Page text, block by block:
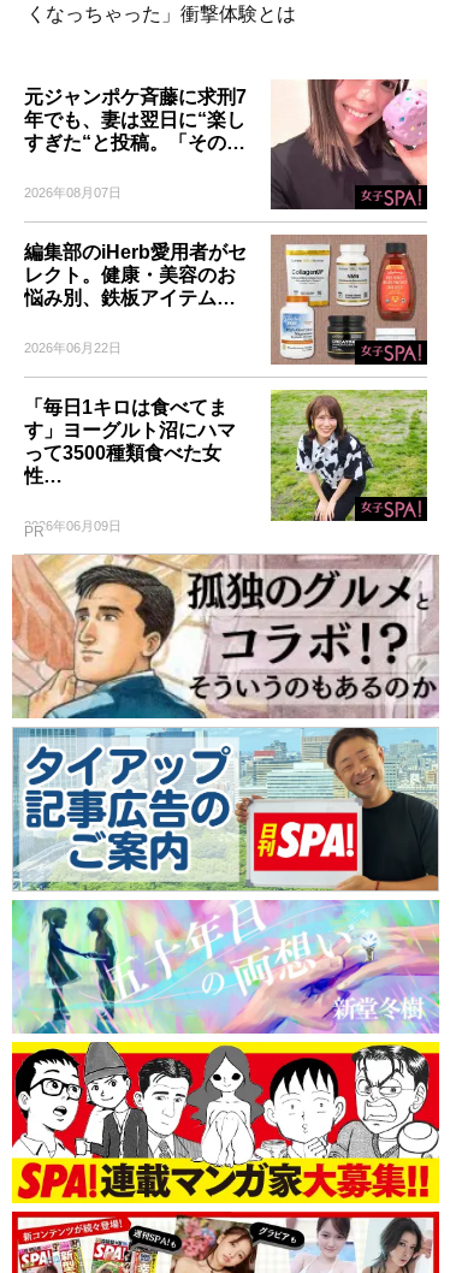
くなっちゃった」衝撃体験とは
元ジャンポケ斉藤に求刑7
年でも、妻は翌日に“楽し
すぎた“と投稿。「その…
2026年08月07日
編集部のiHerb愛用者がセ
レクト。健康・美容のお
悩み別、鉄板アイテム…
2026年06月22日
「毎日1キロは食べてま
す」ヨーグルト沼にハマ
って3500種類食べた女
性…
2026年06月09日
PR